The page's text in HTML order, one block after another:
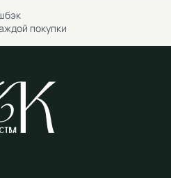
покупки